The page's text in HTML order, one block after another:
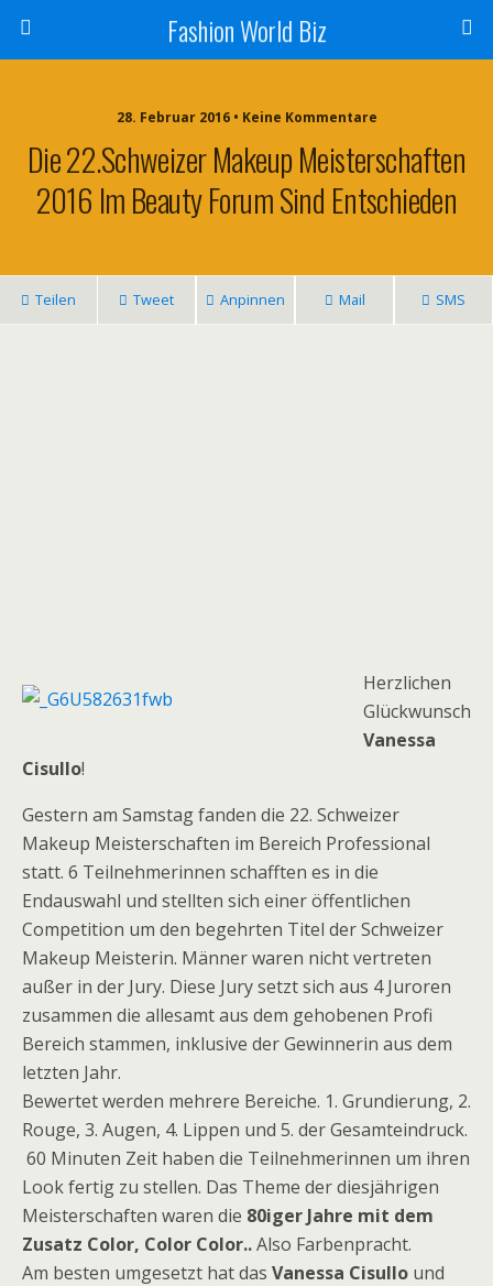
Fashion World Biz
28. Februar 2016 • Keine Kommentare
Die 22.Schweizer Makeup Meisterschaften
2016 Im Beauty Forum Sind Entschieden
Teilen Tweet Anpinnen Mail SMS
Herzlichen
Glückwunsch
Vanessa
Cisullo!
Gestern am Samstag fanden die 22. Schweizer
Makeup Meisterschaften im Bereich Professional
statt. 6 Teilnehmerinnen schafften es in die
Endauswahl und stellten sich einer öffentlichen
Competition um den begehrten Titel der Schweizer
Makeup Meisterin. Männer waren nicht vertreten
außer in der Jury. Diese Jury setzt sich aus 4 Juroren
zusammen die allesamt aus dem gehobenen Profi
Bereich stammen, inklusive der Gewinnerin aus dem
letzten Jahr.
Bewertet werden mehrere Bereiche. 1. Grundierung, 2.
Rouge, 3. Augen, 4. Lippen und 5. der Gesamteindruck.
60 Minuten Zeit haben die Teilnehmerinnen um ihren
Look fertig zu stellen. Das Theme der diesjährigen
Meisterschaften waren die 80iger Jahre mit dem
Zusatz Color, Color Color..Also Farbenpracht.
Am besten umgesetzt hat das Vanessa Cisullo und